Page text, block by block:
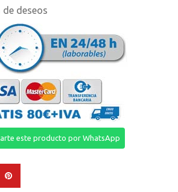
deseos
este producto por WhatsApp